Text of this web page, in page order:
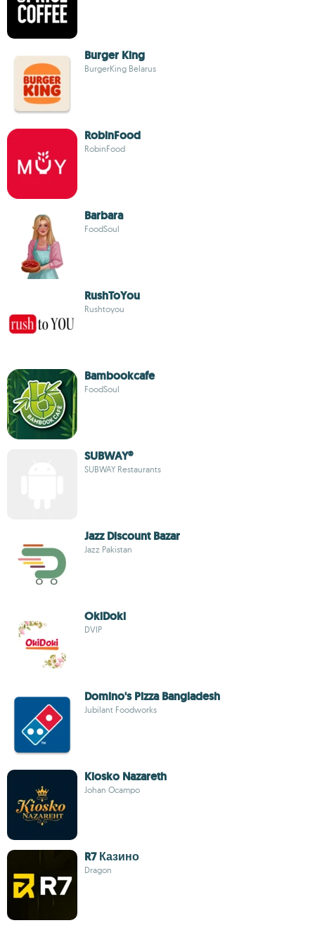
Burger King
BurgerKing Belarus
RobinFood
RobinFood
Barbara
FoodSoul
RushToYou
Rushtoyou
Bambookcafe
FoodSoul
SUBWAY®
SUBWAY Restaurants
Jazz Discount Bazar
Jazz Pakistan
OkiDoki
DVIP
Domino's Pizza Bangladesh
Jubilant Foodworks
Kiosko Nazareth
Johan Ocampo
R7 Казино
Dragon